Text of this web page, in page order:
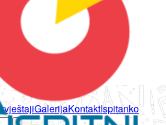
IzvještajiGalerijaKontaktIspitanko